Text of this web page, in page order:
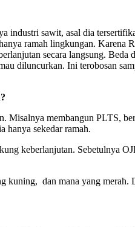
industri sawit, asal dia
ramah lingkungan. Karena
secara langsung.
diluncurkan. Ini terobosan
Misalnya membangun PLTS,
hanya sekedar ramah.
keberlanjutan. Sebetulnya
kuning, dan mana yang merah.